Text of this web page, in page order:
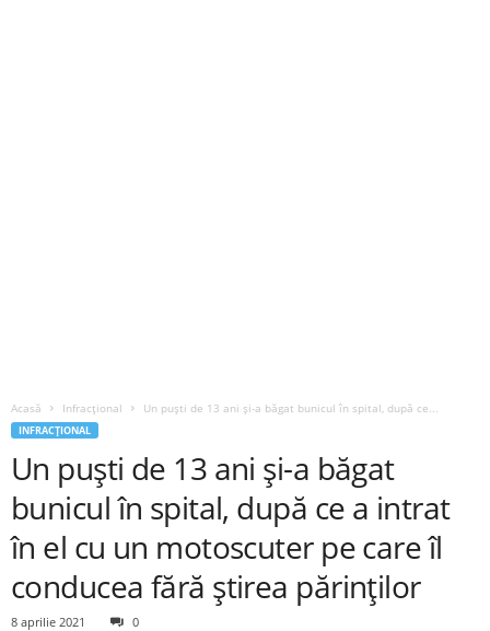
Acasă Infracțional Un puști de 13 ani și-a băgat bunicul în spital, după ce...
INFRACȚIONAL
Un puști de 13 ani și-a băgat
bunicul în spital, după ce a intrat
în el cu un motoscuter pe care îl
conducea fără știrea părinților
8 aprilie 2021 0